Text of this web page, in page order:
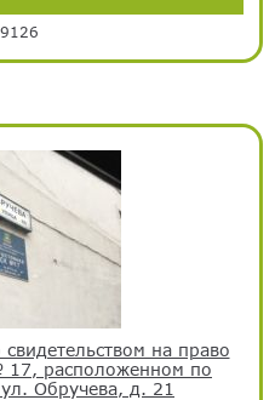
на право
17, расположенном по
Обручева, д. 21